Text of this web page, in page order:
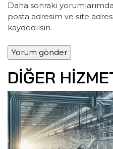
Daha sonraki
posta adresim ve site
kaydedilsin.
DIĞER